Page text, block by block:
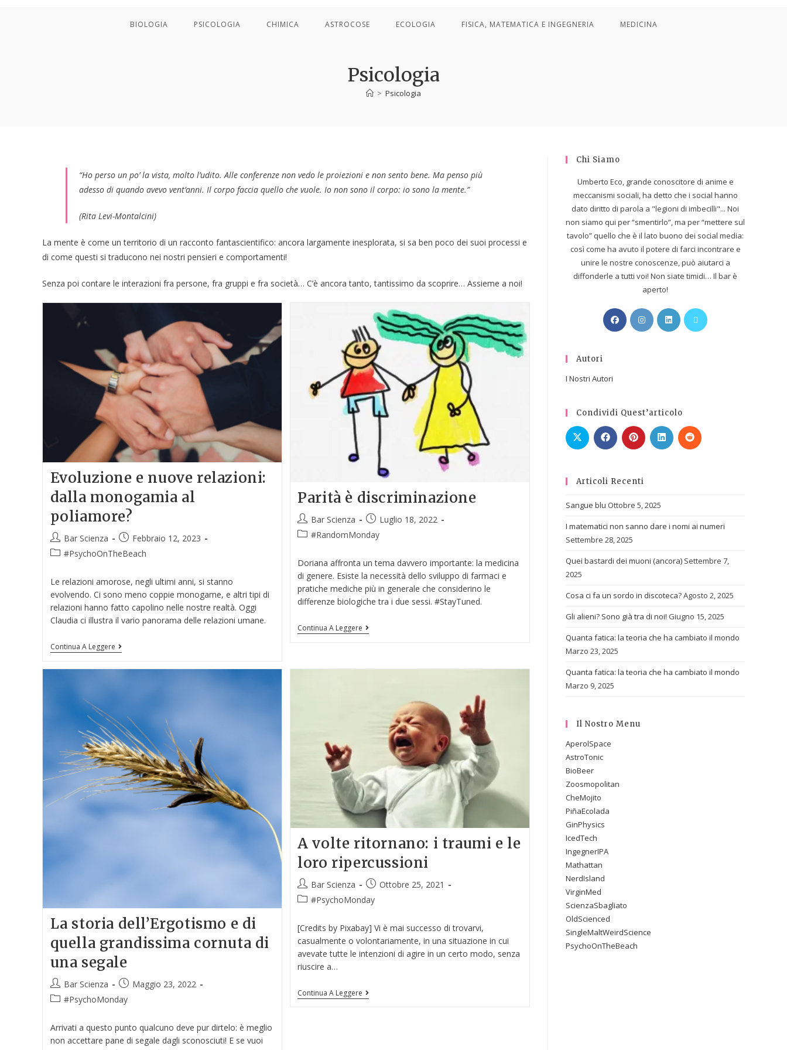
BIOLOGIA PSICOLOGIA CHIMICA ASTROCOSE ECOLOGIA FISICA, MATEMATICA E INGEGNERIA MEDICINA
Psicologia
> Psicologia
“Ho perso un po’ la vista, molto l’udito. Alle conferenze non vedo le proiezioni e non sento bene. Ma penso più
adesso di quando avevo vent’anni. Il corpo faccia quello che vuole. Io non sono il corpo: io sono la mente.”
(Rita Levi-Montalcini)
La mente è come un territorio di un racconto fantascientifico: ancora largamente inesplorata, si sa ben poco dei suoi processi e
di come questi si traducono nei nostri pensieri e comportamenti!
Senza poi contare le interazioni fra persone, fra gruppi e fra società… C’è ancora tanto, tantissimo da scoprire… Assieme a noi!
Evoluzione e nuove relazioni:
dalla monogamia al
poliamore?
Bar Scienza
Febbraio 12, 2023
#PsychoOnTheBeach
Le relazioni amorose, negli ultimi anni, si stanno
evolvendo. Ci sono meno coppie monogame, e altri tipi di
relazioni hanno fatto capolino nelle nostre realtà. Oggi
Claudia ci illustra il vario panorama delle relazioni umane.
Continua A Leggere
Parità è discriminazione
Bar Scienza
Luglio 18, 2022
#RandomMonday
Doriana affronta un tema davvero importante: la medicina
di genere. Esiste la necessità dello sviluppo di farmaci e
pratiche mediche più in generale che considerino le
differenze biologiche tra i due sessi. #StayTuned.
Continua A Leggere
La storia dell’Ergotismo e di
quella grandissima cornuta di
una segale
Bar Scienza
Maggio 23, 2022
#PsychoMonday
Arrivati a questo punto qualcuno deve pur dirtelo: è meglio
non accettare pane di segale dagli sconosciuti! E se vuoi
A volte ritornano: i traumi e le
loro ripercussioni
Bar Scienza
Ottobre 25, 2021
#PsychoMonday
[Credits by Pixabay] Vi è mai successo di trovarvi,
casualmente o volontariamente, in una situazione in cui
avevate tutte le intenzioni di agire in un certo modo, senza
riuscire a…
Continua A Leggere
Chi Siamo
Umberto Eco, grande conoscitore di anime e
meccanismi sociali, ha detto che i social hanno
dato diritto di parola a "legioni di imbecilli"... Noi
non siamo qui per “smentirlo”, ma per “mettere sul
tavolo” quello che è il lato buono dei social media:
così come ha avuto il potere di farci incontrare e
unire le nostre conoscenze, può aiutarci a
diffonderle a tutti voi! Non siate timidi… Il bar è
aperto!
Autori
I Nostri Autori
Condividi Quest’articolo
Articoli Recenti
Sangue blu Ottobre 5, 2025
I matematici non sanno dare i nomi ai numeri
Settembre 28, 2025
Quei bastardi dei muoni (ancora) Settembre 7,
2025
Cosa ci fa un sordo in discoteca?Agosto 2, 2025
Gli alieni? Sono già tra di noi! Giugno 15, 2025
Quanta fatica: la teoria che ha cambiato il mondo
Marzo 23, 2025
Quanta fatica: la teoria che ha cambiato il mondo
Marzo 9, 2025
Il Nostro Menu
AperolSpace
AstroTonic
BioBeer
Zoosmopolitan
CheMojito
PiñaEcolada
GinPhysics
IcedTech
IngegnerIPA
Mathattan
NerdIsland
VirginMed
ScienzaSbagliato
OldScienced
SingleMaltWeirdScience
PsychoOnTheBeach